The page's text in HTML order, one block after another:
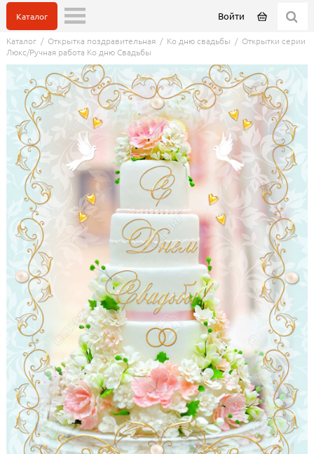
Войти
Каталог
Каталог/ Открытка поздравительная/ Ко дню свадьбы / Открытки серии
Люкс/Ручная работа Ко дню Свадьбы